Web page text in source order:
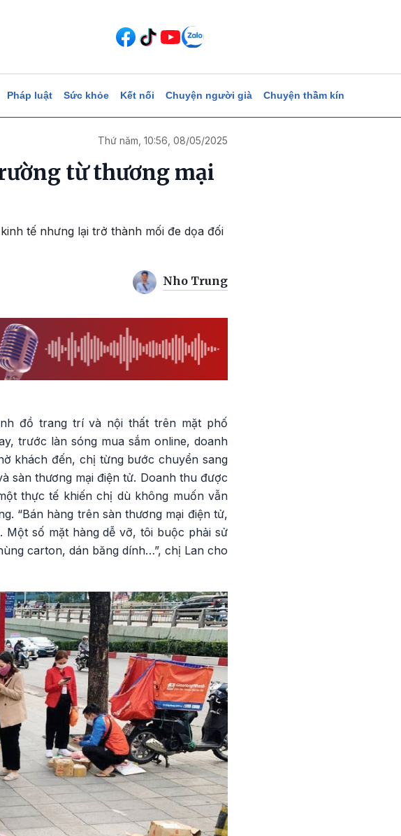
Pháp luật Sức khỏe Kết nối Chuyện người già Chuyện thầm kín
Thứ năm, 10:56, 08/05/2025
từ thương mại
tế nhưng lại trở thành mối đe dọa đối
Nho Trung
đồ trang trí và nội thất trên mặt phố
trước làn sóng mua sắm online, doanh
khách đến, chị từng bước chuyển sang
sàn thương mại điện tử. Doanh thu được
thực tế khiến chị dù không muốn vẫn
“Bán hàng trên sàn thương mại điện tử,
số mặt hàng dễ vỡ, tôi buộc phải sử
carton, dán băng dính…”, chị Lan cho